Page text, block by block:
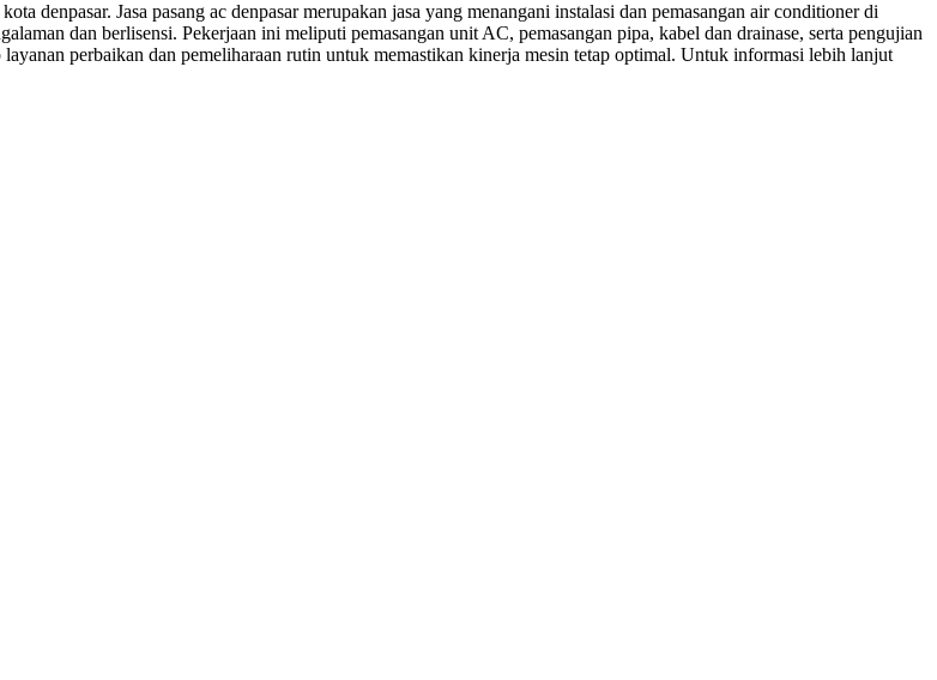
denpasar. Jasa pasang ac denpasar merupakan jasa yang menangani instalasi dan pemasangan air conditioner di
dan berlisensi. Pekerjaan ini meliputi pemasangan unit AC, pemasangan pipa, kabel dan drainase, serta pengujian
perbaikan dan pemeliharaan rutin untuk memastikan kinerja mesin tetap optimal. Untuk informasi lebih lanjut